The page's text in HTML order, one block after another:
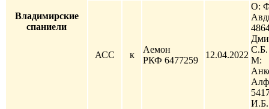
Владимирские
спаниели
АСС к
Аемон
РКФ 6477259
12.04.2022
О:
С.Б.
М:
И.Б.